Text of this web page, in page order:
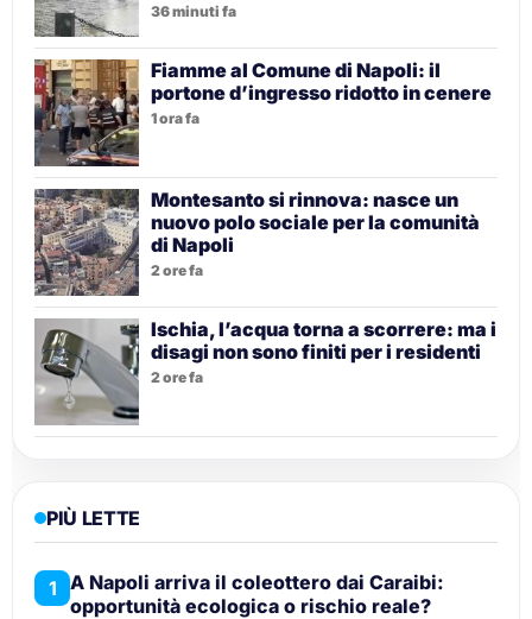
36 minuti fa
Fiamme al Comune di Napoli: il
portone d’ingresso ridotto in cenere
1 ora fa
Montesanto si rinnova: nasce un
nuovo polo sociale per la comunità
di Napoli
2 ore fa
Ischia, l’acqua torna a scorrere: ma i
disagi non sono finiti per i residenti
2 ore fa
PIÙ LETTE
1 A Napoli arriva il coleottero dai Caraibi:
opportunità ecologica o rischio reale?